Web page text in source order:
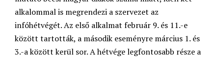
alkalommal is megrendezi a szervezet az
infóhétvégét. Az első alkalmat február 9. és 11.-e
között tartották, a második eseményre március 1. és
3.-a között kerül sor. A hétvége legfontosabb része a